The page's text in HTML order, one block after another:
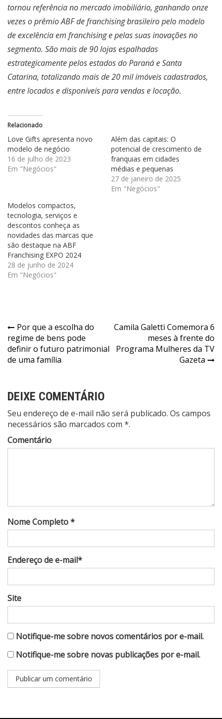
tornou referência no mercado imobiliário, ganhando onze
vezes o prêmio ABF de franchising brasileiro pelo modelo
de excelência em franchising e pelas suas inovações no
segmento. São mais de 90 lojas espalhadas
estrategicamente pelos estados do Paraná e Santa
Catarina, totalizando mais de 20 mil imóveis cadastrados,
entre locados e disponíveis para vendas e locação.
Relacionado
Love Gifts apresenta novo
modelo de negócio
16 de julho de 2023
Em "Negócios"
Além das capitais: O
potencial de crescimento de
franquias em cidades
médias e pequenas
27 de janeiro de 2025
Em "Negócios"
Modelos compactos,
tecnologia, serviços e
descontos conheça as
novidades das marcas que
são destaque na ABF
Franchising EXPO 2024
28 de junho de 2024
Em "Negócios"
Navegação
de
Post
Por que a escolha do
regime de bens pode
definir o futuro patrimonial
de uma família
Camila Galetti Comemora 6
meses à frente do
Programa Mulheres da TV
Gazeta
DEIXE COMENTÁRIO
Seu endereço de e-mail não será publicado. Os campos
necessários são marcados com *.
Comentário
Nome Completo *
Endereço de e-mail*
Site
Notifique-me sobre novos comentários por e-mail.
Notifique-me sobre novas publicações por e-mail.